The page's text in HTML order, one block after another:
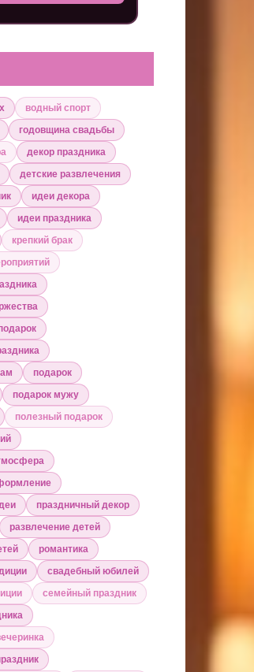
водный спорт
годовщина свадьбы
декор праздника
детские развлечения
идеи декора
идеи праздника
крепкий брак
подарок
подарок мужу
полезный подарок
праздничный декор
развлечение детей
романтика
свадебный юбилей
семейный праздник